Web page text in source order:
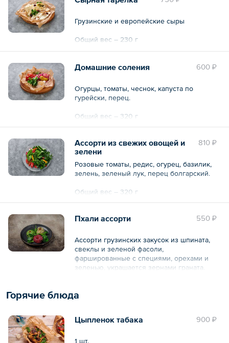
Грузинские и европейские сыры
Общий вес – 230 г
600 ₽
Домашние соления
Огурцы, томаты, чеснок, капуста по
гурейски, перец.
Общий вес – 320 г
810 ₽
Ассорти из свежих овощей и
зелени
Розовые томаты, редис, огурец, базилик,
зелень, зеленый лук, перец болгарский.
Общий вес – 320 г
550 ₽
Пхали ассорти
Ассорти грузинских закусок из шпината,
свеклы и зеленой фасоли,
фаршированные с специями, орехами и
зеленью, украшается зернами граната.
Горячие блюда
900 ₽
Цыпленок табака
1 шт.